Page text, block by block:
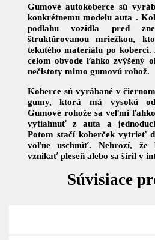
Gumové autokoberce sú
konkrétnemu modelu auta .
podlahu vozidla pred
štruktúrovanou mriežkou,
tekutého materiálu po koberci.
celom obvode ľahko zvýšený
nečistoty mimo gumovú rohož.
Koberce sú vyrábané v
gumy, ktorá má vysokú
Gumové rohože sa veľmi
vytiahnuť z auta a
Potom stačí koberček vytrieť
voľne uschnúť. Nehrozí, že
vznikať pleseň alebo sa šíril v
Súvisiace